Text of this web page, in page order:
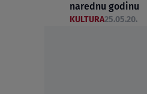
narednu godinu
KULTURA25.05.20.